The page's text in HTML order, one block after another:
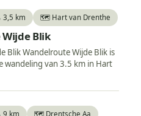
3,5 km 🗺️ Hart van Drenthe
Blik
Blik Wandelroute Wijde Blik is
wandeling van 3.5 km in Hart
9 km 🗺️ Drentsche Aa